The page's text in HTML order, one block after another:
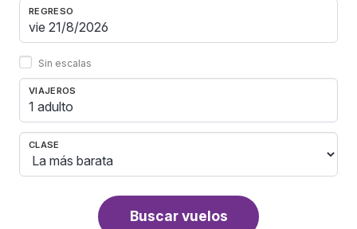
REGRESO
Sin escalas
VIAJEROS
1 adulto
CLASE
Buscar vuelos